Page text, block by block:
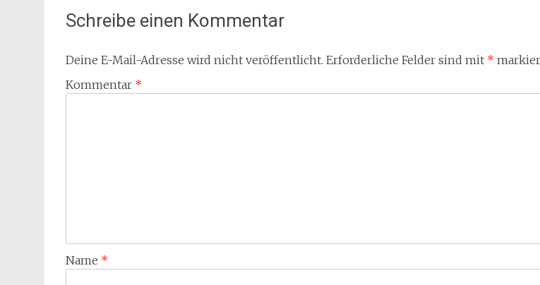
Schreibe einen Kommentar
Deine E-Mail-Adresse wird nicht veröffentlicht. Erforderliche Felder sind mit *
Kommentar *
Name *